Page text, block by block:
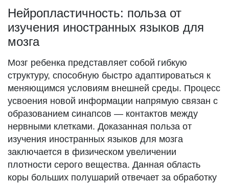
Нейропластичность: польза от
изучения иностранных языков для
мозга
Мозг ребенка представляет собой гибкую
структуру, способную быстро адаптироваться к
меняющимся условиям внешней среды. Процесс
усвоения новой информации напрямую связан с
образованием синапсов — контактов между
нервными клетками. Доказанная польза от
изучения иностранных языков для мозга
заключается в физическом увеличении
плотности серого вещества. Данная область
коры больших полушарий отвечает за обработку